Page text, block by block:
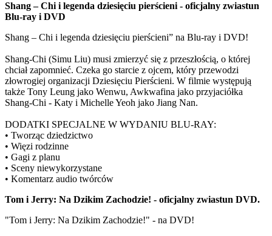
Shang – Chi i legenda dziesięciu pierścieni - oficjalny zwiastun
Blu-ray i DVD
Shang – Chi i legenda dziesięciu pierścieni” na Blu-ray i DVD!
Shang-Chi (Simu Liu) musi zmierzyć się z przeszłością, o której
chciał zapomnieć. Czeka go starcie z ojcem, który przewodzi
złowrogiej organizacji Dziesięciu Pierścieni. W filmie występują
także Tony Leung jako Wenwu, Awkwafina jako przyjaciółka
Shang-Chi - Katy i Michelle Yeoh jako Jiang Nan.
DODATKI SPECJALNE W WYDANIU BLU-RAY:
• Tworząc dziedzictwo
• Więzi rodzinne
• Gagi z planu
• Sceny niewykorzystane
• Komentarz audio twórców
Tom i Jerry: Na Dzikim Zachodzie! - oficjalny zwiastun DVD.
"Tom i Jerry: Na Dzikim Zachodzie!" - na DVD!